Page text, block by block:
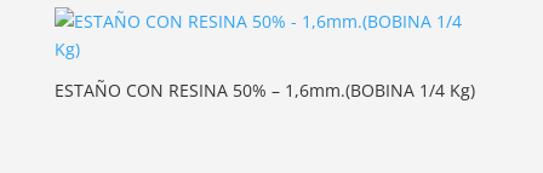
ESTAÑO CON RESINA 50% – 1,6mm.(BOBINA 1/4 Kg)